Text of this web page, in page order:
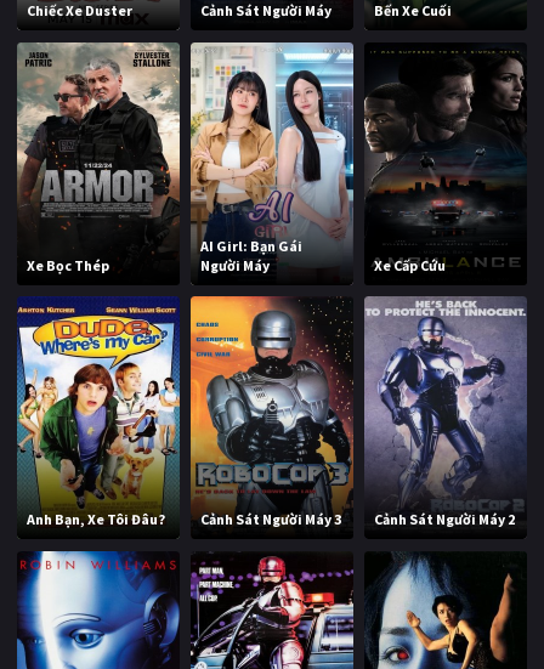
Chiếc Xe Duster Cảnh Sát Người Máy Bến Xe Cuối
Xe Bọc Thép
AI Girl: Bạn Gái
Người Máy
Xe Cấp Cứu
Anh Bạn, Xe Tôi Đâu? Cảnh Sát Người Máy 3 Cảnh Sát Người Máy 2